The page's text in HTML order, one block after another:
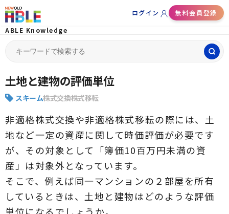
ログイン
無料会員登録
ABLE Knowledge
for:
土地と建物の評価単位
スキーム株式交換株式移転
非適格株式交換や非適格株式移転の際には、土
地など一定の資産に関して時価評価が必要です
が、その対象として「簿価10百万円未満の資
産」は対象外となっています。
そこで、例えば同一マンションの２部屋を所有
しているときは、土地と建物はどのような評価